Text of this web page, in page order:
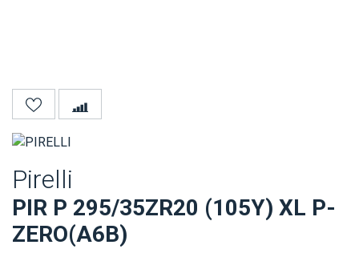
Pirelli
PIR P 295/35ZR20 (105Y) XL P-
ZERO(A6B)